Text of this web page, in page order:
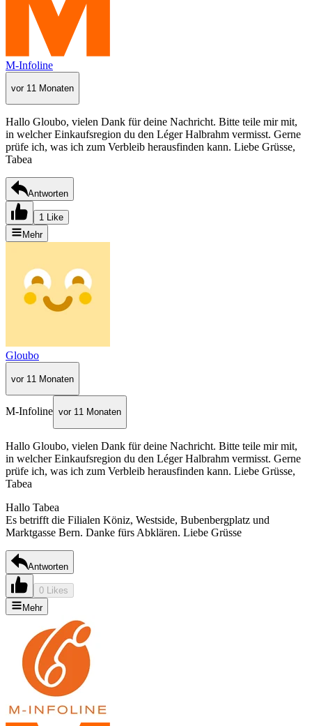
M-Infoline
vor 11 Monaten
Hallo Gloubo, vielen Dank für deine Nachricht. Bitte teile mir mit,
in welcher Einkaufsregion du den Léger Halbrahm vermisst. Gerne
prüfe ich, was ich zum Verbleib herausfinden kann. Liebe Grüsse,
Tabea
Antworten
1 Like
Mehr
Gloubo
vor 11 Monaten
M-Infoline vor 11 Monaten
Hallo Gloubo, vielen Dank für deine Nachricht. Bitte teile mir mit,
in welcher Einkaufsregion du den Léger Halbrahm vermisst. Gerne
prüfe ich, was ich zum Verbleib herausfinden kann. Liebe Grüsse,
Tabea
Hallo Tabea
Es betrifft die Filialen Köniz, Westside, Bubenbergplatz und
Marktgasse Bern. Danke fürs Abklären. Liebe Grüsse
Antworten
0 Likes
Mehr